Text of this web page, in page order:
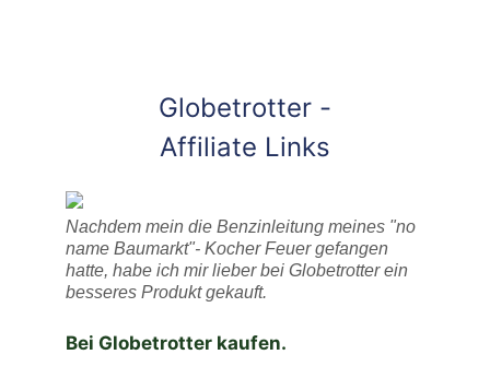
Globetrotter -
Affiliate Links
Nachdem mein die Benzinleitung meines "no
name Baumarkt"- Kocher Feuer gefangen
hatte, habe ich mir lieber bei Globetrotter ein
besseres Produkt gekauft.
Bei Globetrotter kaufen.